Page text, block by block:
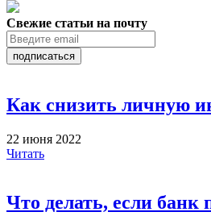
Свежие статьи на почту
подписаться
Как снизить личную
22 июня 2022
Читать
Что делать, если банк